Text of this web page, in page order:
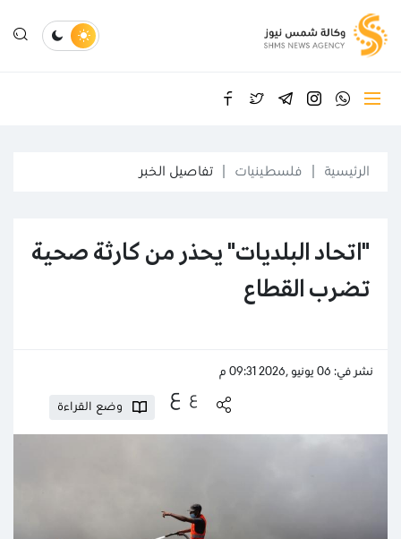
الرئيسية فلسطينيات تفاصيل الخبر
"اتحاد البلديات" يحذر من كارثة صحية
تضرب القطاع
نشر في: 06 يونيو ,2026 09:31 م
ع ع
وضع القراءة